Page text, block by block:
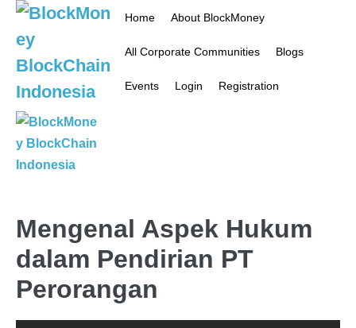
Home About BlockMoney
All Corporate Communities Blogs
Events Login Registration
Mengenal Aspek Hukum
dalam Pendirian PT
Perorangan